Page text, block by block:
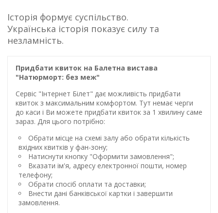
Історія формує суспільство.
Українська історія показує силу та
незламність.
Придбати квиток на Балетна вистава
"Натюрморт: без меж"
Сервіс "Інтернет Білет" дає можливість придбати
квиток з максимальним комфортом. Тут немає черги
до каси і Ви можете придбати квиток за 1 хвилину саме
зараз. Для цього потрібно:
Обрати місце на схемі залу або обрати кількість
вхідних квитків у фан-зону;
Натиснути кнопку "Оформити замовлення";
Вказати ім'я, адресу електронної пошти, номер
телефону;
Обрати спосіб оплати та доставки;
Внести дані банківської картки і завершити
замовлення.